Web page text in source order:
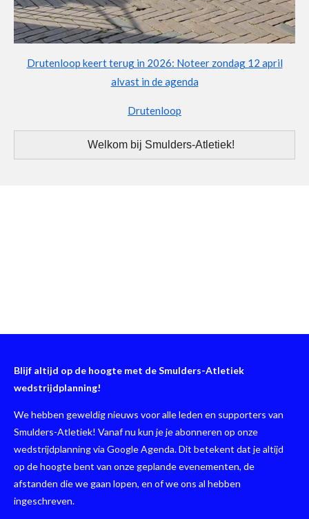
Drutenloop keert terug in 2026: Noteer zondag 12 april
alvast in de agenda
Drutenloop
Welkom bij Smulders-Atletiek!
Blijf altijd op de hoogte met de Smulders-Atletiek
wedstrijdplanning!
We hebben geweldig nieuws voor alle leden en supporters van
Smulders-Atletiek! Vanaf nu kun je je abonneren op onze
wedstrijdplanning via Google Agenda. Dit betekent dat je altijd
op de hoogte bent van onze geplande evenementen, de
afstanden die we gaan lopen, en of we ons al hebben
ingeschreven.